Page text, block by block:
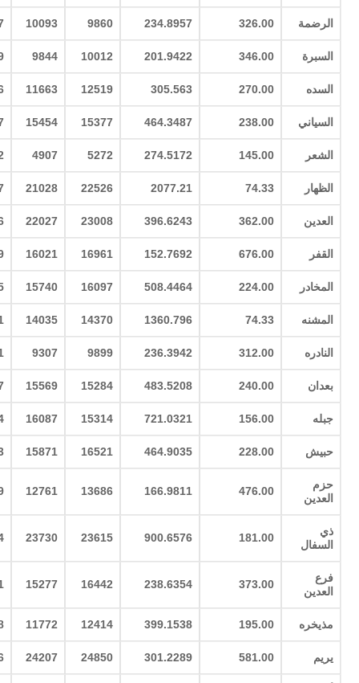
الرضمة 326.00
234.8957
9860
10093
السبرة 346.00
201.9422
10012
9844
السده 270.00
305.563
12519
11663
السياني 238.00
464.3487
15377
15454
الشعر 145.00
274.5172
5272
4907
الظهار 74.33
2077.21
22526
21028
العدين 362.00
396.6243
23008
22027
القفر 676.00
152.7692
16961
16021
المخادر 224.00
508.4464
16097
15740
المشنه 74.33
1360.796
14370
14035
النادره 312.00
236.3942
9899
9307
بعدان 240.00
483.5208
15284
15569
جبله 156.00
721.0321
15314
16087
حبيش 228.00
464.9035
16521
15871
حزم
العدين
476.00
166.9811
13686
12761
ذي
السفال
181.00
900.6576
23615
23730
فرع
العدين
373.00
238.6354
16442
15277
مذيخره 195.00
399.1538
12414
11772
يريم 581.00
301.2289
24850
24207